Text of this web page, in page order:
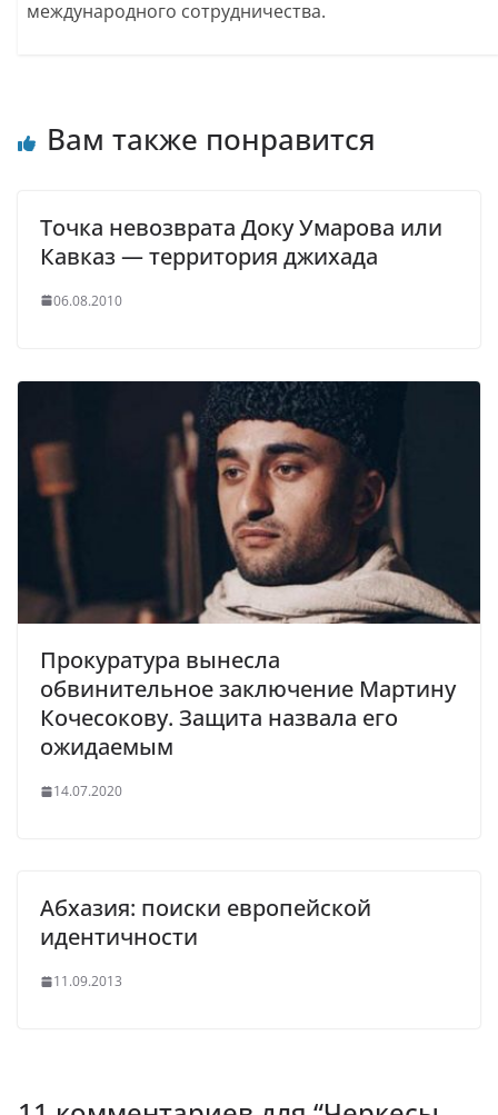
международного сотрудничества.
Вам также понравится
Точка невозврата Доку Умарова или
Кавказ — территория джихада
06.08.2010
Прокуратура вынесла
обвинительное заключение Мартину
Кочесокову. Защита назвала его
ожидаемым
14.07.2020
Абхазия: поиски европейской
идентичности
11.09.2013